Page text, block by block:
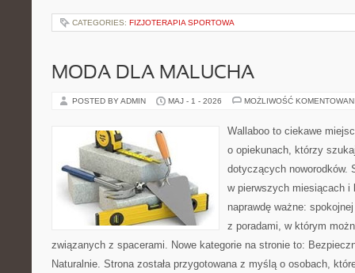
CATEGORIES: FIZJOTERAPIA SPORTOWA
MODA DLA MALUCHA
POSTED BY ADMIN MAJ - 1 - 2026 MOŻLIWOŚĆ
Wallaboo to ciekawe
o opiekunach, którzy
dotyczących noworodków.
w pierwszych miesiącach
naprawdę ważne:
z poradami, w którym
związanych z spacerami. Nowe kategorie na stronie to:
Naturalnie. Strona została przygotowana z myślą o osobach,